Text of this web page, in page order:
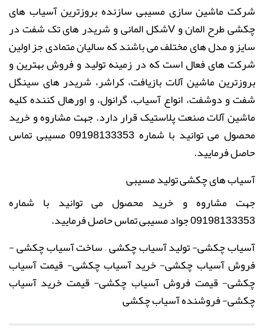
شرکت ماشین سازی مسیبی سازنده بروزترین آسیاب های
چکشی طرح المان و Vشکل المانی و شریدر های تک شفت در
سایز و مدل های مختلف می باشند که سالیان متمادی جز اولین
شرکت های فعال است که در زمینه تولید و فروش بهترین و
بروزترین ماشین آلات بازیافت، کراشر، شریدر های سینگل
شفت و دوشفت، انواع آسیاب، گرانول، و اورهال کننده کلیه
ماشین آلات صنعت پلاستیک قرار دارد. جهت مشاروه و خرید
محصول می توانید با شماره 09198133353 مسیبی تماس
حاصل فرمایید.
آسیاب های چکشی تولید مسیبی
جهت مشاروه و خرید محصول می توانید با شماره
09198133353 جواد مسیبی تماس حاصل فرمایید.
آسیاب چکشی- تولید آسیاب چکشی – ساخت آسیاب چکشی -
فروش آسیاب چکشی- خرید آسیاب چکشی- قیمت آسیاب
چکشی- قیمت فروش آسیاب چکشی- قیمت خرید آسیاب
چکشی- فروشنده آسیاب چکشی